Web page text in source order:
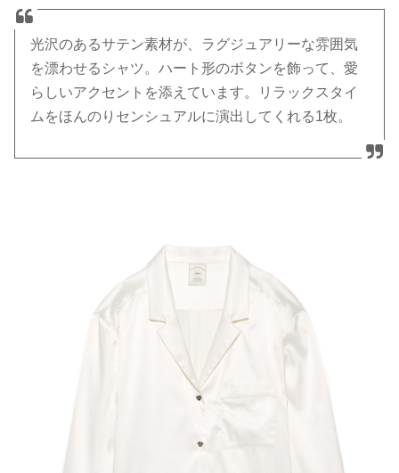
光沢のあるサテン素材が、ラグジュアリーな雰囲気
を漂わせるシャツ。ハート形のボタンを飾って、愛
らしいアクセントを添えています。リラックスタイ
ムをほんのりセンシュアルに演出してくれる1枚。